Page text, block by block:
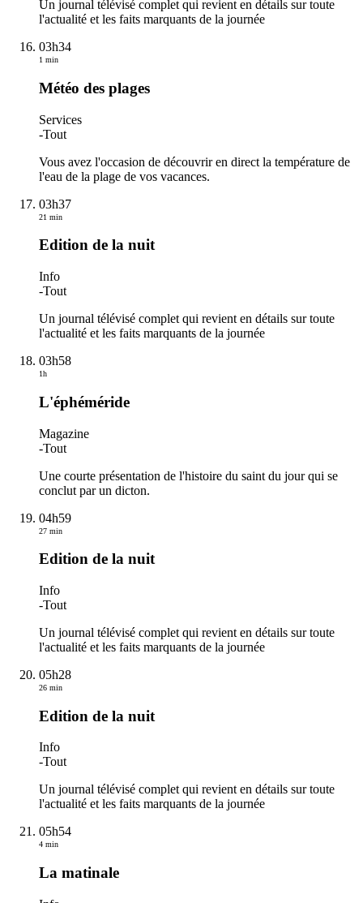
Un journal télévisé complet qui revient en détails sur toute
l'actualité et les faits marquants de la journée
03h34
1 min
Météo des plages
Services
-Tout
Vous avez l'occasion de découvrir en direct la température de
l'eau de la plage de vos vacances.
03h37
21 min
Edition de la nuit
Info
-Tout
Un journal télévisé complet qui revient en détails sur toute
l'actualité et les faits marquants de la journée
03h58
1h
L'éphéméride
Magazine
-Tout
Une courte présentation de l'histoire du saint du jour qui se
conclut par un dicton.
04h59
27 min
Edition de la nuit
Info
-Tout
Un journal télévisé complet qui revient en détails sur toute
l'actualité et les faits marquants de la journée
05h28
26 min
Edition de la nuit
Info
-Tout
Un journal télévisé complet qui revient en détails sur toute
l'actualité et les faits marquants de la journée
05h54
4 min
La matinale